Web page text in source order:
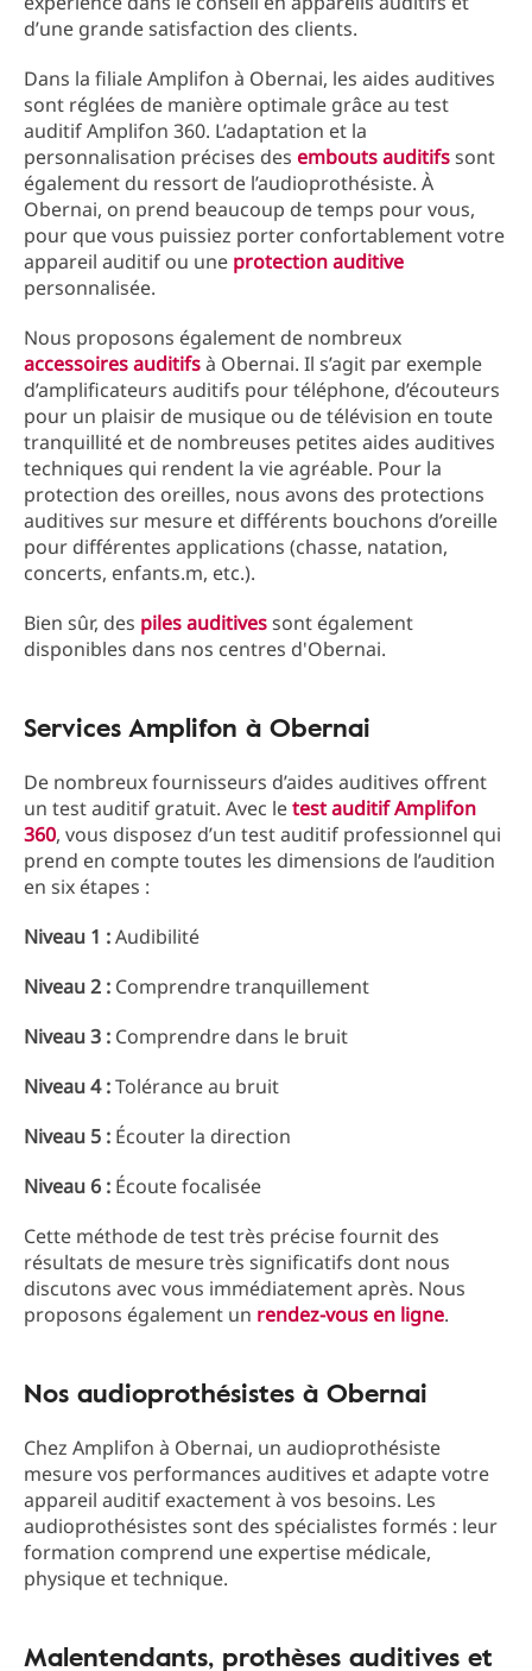
d’une grande satisfaction des clients.
Dans la filiale Amplifon à Obernai, les aides auditives
sont réglées de manière optimale grâce au test
auditif Amplifon 360. L’adaptation et la
personnalisation précises des embouts auditifssont
également du ressort de l’audioprothésiste. À
Obernai, on prend beaucoup de temps pour vous,
pour que vous puissiez porter confortablement votre
appareil auditif ou une protection auditive
personnalisée.
Nous proposons également de nombreux
accessoires auditifsà Obernai. Il s’agit par exemple
d’amplificateurs auditifs pour téléphone, d’écouteurs
pour un plaisir de musique ou de télévision en toute
tranquillité et de nombreuses petites aides auditives
techniques qui rendent la vie agréable. Pour la
protection des oreilles, nous avons des protections
auditives sur mesure et différents bouchons d’oreille
pour différentes applications (chasse, natation,
concerts, enfants.m, etc.).
Bien sûr, des piles auditivessont également
disponibles dans nos centres d'Obernai.
Services Amplifon à Obernai
De nombreux fournisseurs d’aides auditives offrent
un test auditif gratuit. Avec letest auditif Amplifon
360, vous disposez d’un test auditif professionnel qui
prend en compte toutes les dimensions de l’audition
en six étapes :
Niveau 1 :Audibilité
Niveau 2 : Comprendre tranquillement
Niveau 3 : Comprendre dans le bruit
Niveau 4 :Tolérance au bruit
Niveau 5 : Écouter la direction
Niveau 6 : Écoute focalisée
Cette méthode de test très précise fournit des
résultats de mesure très significatifs dont nous
discutons avec vous immédiatement après. Nous
proposons également un rendez-vous en ligne.
Nos audioprothésistes à Obernai
Chez Amplifon à Obernai, un audioprothésiste
mesure vos performances auditives et adapte votre
appareil auditif exactement à vos besoins. Les
audioprothésistes sont des spécialistes formés : leur
formation comprend une expertise médicale,
physique et technique.
Malentendants, prothèses auditives et